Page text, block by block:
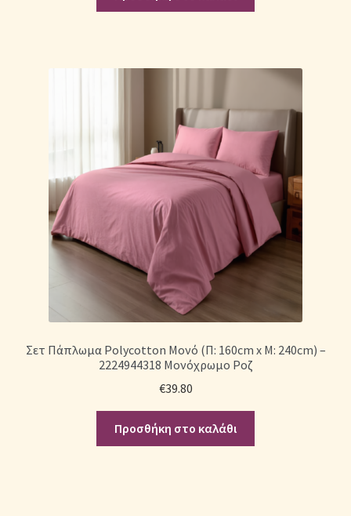
Σετ Πάπλωμα Polycotton Mονό (Π: 160cm x Μ: 240cm) –
2224944318 Μονόχρωμο Ροζ
€39.80
Προσθήκη στο καλάθι